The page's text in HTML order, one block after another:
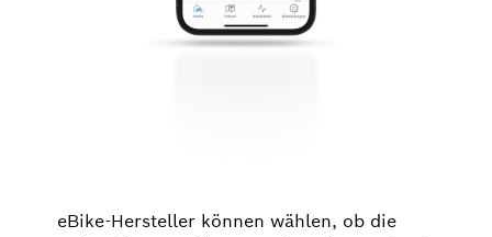
eBike-Hersteller können wählen, ob die